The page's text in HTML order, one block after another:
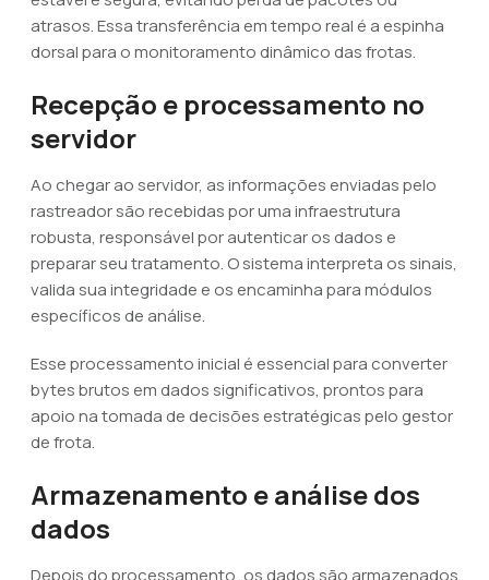
atrasos. Essa transferência em tempo real é a espinha
dorsal para o monitoramento dinâmico das frotas.
Recepção e processamento no
servidor
Ao chegar ao servidor, as informações enviadas pelo
rastreador são recebidas por uma infraestrutura
robusta, responsável por autenticar os dados e
preparar seu tratamento. O sistema interpreta os sinais,
valida sua integridade e os encaminha para módulos
específicos de análise.
Esse processamento inicial é essencial para converter
bytes brutos em dados significativos, prontos para
apoio na tomada de decisões estratégicas pelo gestor
de frota.
Armazenamento e análise dos
dados
Depois do processamento, os dados são armazenados